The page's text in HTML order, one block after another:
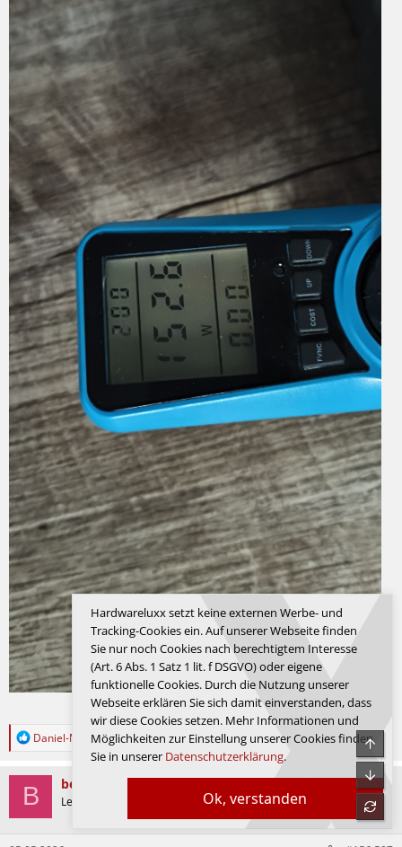
Zuletzt bearbeitet: 05.05.2026
R
k
t
i
o
n
Daniel-Marius1975
B besterino
Legende System
Ok, verstanden
Hardwareluxx setzt keine externen Werbe- und
Tracking-Cookies ein. Auf unserer Webseite finden
Sie nur noch Cookies nach berechtigtem Interesse
(Art. 6 Abs. 1 Satz 1 lit. f DSGVO) oder eigene
funktionelle Cookies. Durch die Nutzung unserer
Webseite erklären Sie sich damit einverstanden, dass
wir diese Cookies setzen. Mehr Informationen und
Möglichkeiten zur Einstellung unserer Cookies finden
Sie in unserer Datenschutzerklärung.